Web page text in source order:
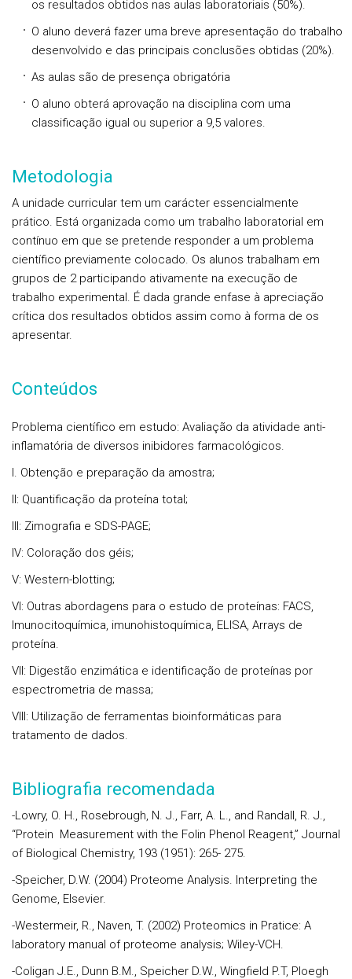
os resultados obtidos nas aulas laboratoriais (50%).
O aluno deverá fazer uma breve apresentação do trabalho
desenvolvido e das principais conclusões obtidas (20%).
As aulas são de presença obrigatória
O aluno obterá aprovação na disciplina com uma
classificação igual ou superior a 9,5 valores.
Metodologia
A unidade curricular tem um carácter essencialmente
prático. Está organizada como um trabalho laboratorial em
contínuo em que se pretende responder a um problema
científico previamente colocado. Os alunos trabalham em
grupos de 2 participando ativamente na execução de
trabalho experimental. É dada grande enfase à apreciação
crítica dos resultados obtidos assim como à forma de os
apresentar.
Conteúdos
Problema científico em estudo: Avaliação da atividade anti-
inflamatória de diversos inibidores farmacológicos.
I. Obtenção e preparação da amostra;
II: Quantificação da proteína total;
III: Zimografia e SDS-PAGE;
IV: Coloração dos géis;
V: Western-blotting;
VI: Outras abordagens para o estudo de proteínas: FACS,
Imunocitoquímica, imunohistoquímica, ELISA, Arrays de
proteína.
VII: Digestão enzimática e identificação de proteínas por
espectrometria de massa;
VIII: Utilização de ferramentas bioinformáticas para
tratamento de dados.
Bibliografia recomendada
-Lowry, O. H., Rosebrough, N. J., Farr, A. L., and Randall, R. J.,
“Protein Measurement with the Folin Phenol Reagent,” Journal
of Biological Chemistry, 193 (1951): 265- 275.
-Speicher, D.W. (2004) Proteome Analysis. Interpreting the
Genome, Elsevier.
-Westermeir, R., Naven, T. (2002) Proteomics in Pratice: A
laboratory manual of proteome analysis; Wiley-VCH.
-Coligan J.E., Dunn B.M., Speicher D.W., Wingfield P.T, Ploegh